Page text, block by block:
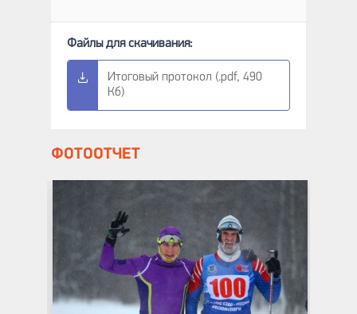
Итоговый протокол (.pdf, 490
Кб)
ФОТООТЧЕТ